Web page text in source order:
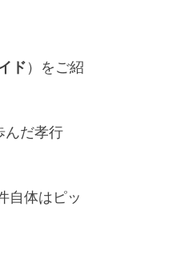
ド）をご紹
んだ孝行
自体はピッ